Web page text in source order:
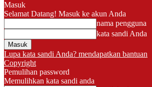
Masuk
Selamat Datang! Masuk ke akun Anda
nama pengguna
kata sandi Anda
Lupa kata sandi Anda? mendapatkan bantuan
Copyright
Pemulihan password
Memulihkan kata sandi anda